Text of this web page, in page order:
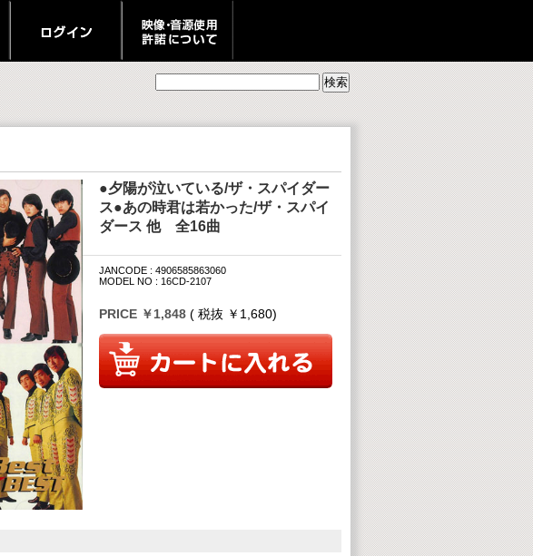
●夕陽が泣いている/ザ・スパイダー
ス●あの時君は若かった/ザ・スパイ
ダース 他 全16曲
JANCODE : 4906585863060
MODEL NO : 16CD-2107
PRICE ￥1,848 ( 税抜 ￥1,680)